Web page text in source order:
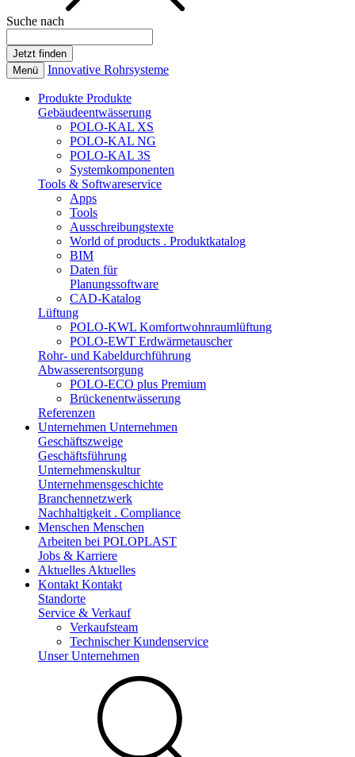
Suche nach
Menü Innovative Rohrsysteme
Produkte Produkte
Gebäudeentwässerung
POLO-KAL XS
POLO-KAL NG
POLO-KAL 3S
Systemkomponenten
Tools & Softwareservice
Apps
Tools
Ausschreibungstexte
World of products . Produktkatalog
BIM
Daten für
Planungssoftware
CAD-Katalog
Lüftung
POLO-KWL Komfortwohnraumlüftung
POLO-EWT Erdwärmetauscher
Rohr- und Kabeldurchführung
Abwasserentsorgung
POLO-ECO plus Premium
Brückenentwässerung
Referenzen
Unternehmen Unternehmen
Geschäftszweige
Geschäftsführung
Unternehmenskultur
Unternehmensgeschichte
Branchennetzwerk
Nachhaltigkeit . Compliance
Menschen Menschen
Arbeiten bei POLOPLAST
Jobs & Karriere
Aktuelles Aktuelles
Kontakt Kontakt
Standorte
Service & Verkauf
Verkaufsteam
Technischer Kundenservice
Unser Unternehmen